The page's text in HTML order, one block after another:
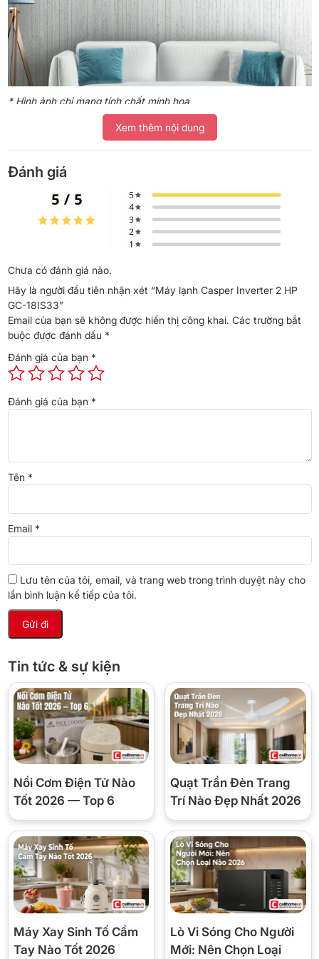
* Hình ảnh chỉ mang tính chất minh họa
Công nghệ làm lạnh
đưa căn phòng đạt được nhiệt độ cài đặt, nhờ đó mang đến không
gian dễ chịu, thoải mái trong thời gian ngắn cho người sử dụng.
Xem thêm: Tổng hợp chứng nhận công nghệ trên máy lạnh từ các
Điều khiển lên xuống tự động, trái phải tùy chỉnh tay
được thổi lan tỏa khắp phòng tạo được không gian thoải mái nhất.
* Hình ảnh chỉ mang tính chất minh họa
Công nghệ tiết kiệm điện
Máy lạnh một chiều này của Casper sẽ tối ưu tiền điện hằng
tháng nhà bạn nhờ cócông nghệ I-Save
sẽ điều chỉnh nhiệt độ cài
đặt theo đường xoắn (thay vì đường thẳng như máy lạnh thông
thường), nhờ đó máy nén không cần phải hoạt động quá nhiều
giúp tiết kiệm điện năng hơn trong quá trình sử dụng.
Khả năng lọc không khí
Chức năng ICleanđược trang bị trên máy lạnh sẽ tự động hong
khô dàn lạnh sau mỗi lần hoạt động nhờ đó hạn chế được tình
trạng đọng nước, giúp ức chế sự phát triển của vi khuẩn và nâng
cao tuổi thọ máy.
Xem thêm nội dung
Đánh giá
Chưa có đánh giá nào.
Hãy là người đầu tiên nhận xét “Máy lạnh Casper Inverter 2 HP
GC-18IS33”
Email của bạn sẽ không được hiển thị công khai. Các trường bắt
buộc được đánh dấu *
Đánh giá của bạn *
Đánh giá của bạn *
Tên *
Email *
Lưu tên của tôi, email, và trang web trong trình duyệt này cho
lần bình luận kế tiếp của tôi.
Tin tức & sự kiện
Nồi Cơm Điện Tử Nào
Tốt 2026 — Top 6
Quạt Trần Đèn Trang
Trí Nào Đẹp Nhất 2026
Máy Xay Sinh Tố Cầm
Tay Nào Tốt 2026
Lò Vi Sóng Cho Người
Mới: Nên Chọn Loại